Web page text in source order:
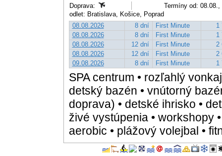
Doprava:
Termíny od: 08.08.,
odlet: Bratislava, Košice, Poprad
08.08.2026
8 dní First Minute
1
08.08.2026
8 dní First Minute
1
08.08.2026
12 dní First Minute
2
08.08.2026
12 dní First Minute
2
09.08.2026
8 dní First Minute 1
SPA centrum • rozľahlý
detský bazén • vnútorný
doprava) • detské ihrisko •
živé vystúpenia • workshopy
aerobic • plážový volejbal •